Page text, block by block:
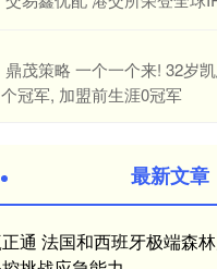
鼎茂策略 一个一个来! 32岁
冠军, 加盟前生涯0冠军
最新文章
通 法国和西班牙极端森